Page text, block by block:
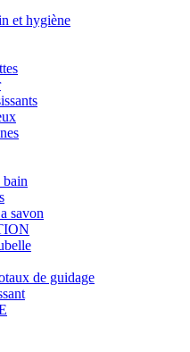
et hygiène
bain
savon
de guidage